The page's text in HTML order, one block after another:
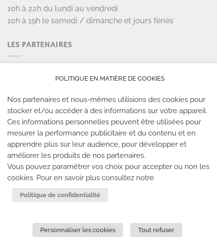
10h à 22h du lundi au vendredi
10h à 19h le samedi / dimanche et jours fériés
LES PARTENAIRES
LES SALLES CLIMB UP
Climb Up vous accueille dans ses salles, partout en
France
TROUVE TA SALLE
POLITIQUE EN MATIÈRE DE COOKIES
Nos partenaires et nous-mêmes utilisions des cookies pour
stocker et/ou accéder à des informations sur votre appareil.
Ces informations personnelles peuvent être utilisées pour
mesurer la performance publicitaire et du contenu et en
apprendre plus sur leur audience, pour développer et
améliorer les produits de nos partenaires.
Vous pouvez paramétrer vos choix pour accepter ou non les
cookies. Pour en savoir plus consultez notre
Politique de confidentialité
Personnaliser les cookies Tout refuser